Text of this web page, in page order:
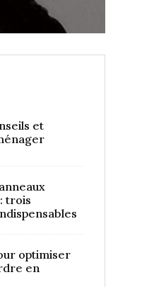
et
trois
optimiser
en